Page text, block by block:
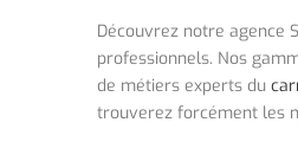
Découvrez notre agence
professionnels. Nos
de métiers experts du
trouverez forcément les